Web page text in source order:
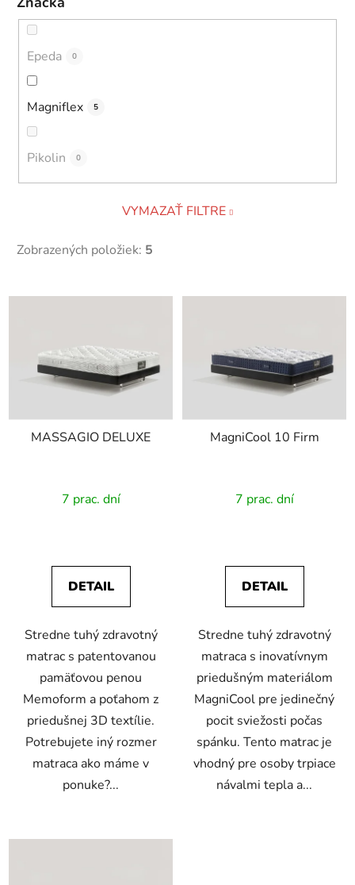
Epeda 0
Magniflex 5
Pikolin 0
VYMAZAŤ FILTRE
Zobrazených položiek: 5
V
r
MASSAGIO DELUXE
7 prac. dní
DETAIL
Stredne tuhý zdravotný
matrac s patentovanou
pamäťovou penou
Memoform a poťahom z
priedušnej 3D textílie.
Potrebujete iný rozmer
matraca ako máme v
ponuke?...
MagniCool 10 Firm
7 prac. dní
DETAIL
Stredne tuhý zdravotný
matraca s inovatívnym
priedušným materiálom
MagniCool pre jedinečný
pocit sviežosti počas
spánku. Tento matrac je
vhodný pre osoby trpiace
návalmi tepla a...